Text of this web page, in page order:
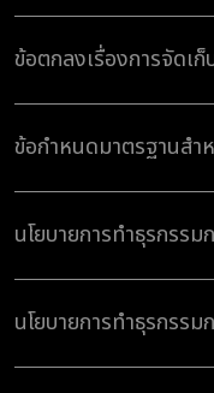
ข้อตกลงเรื่องการจัดเ
ข้อกำหนดมาตรฐานสำ
นโยบายการทำธุรกรรม
นโยบายการทำธุรกรร